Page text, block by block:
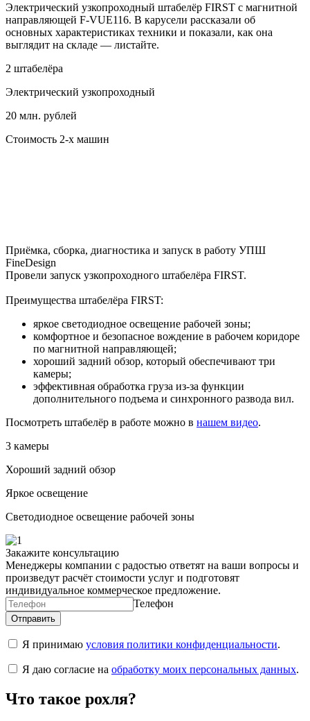
Электрический узкопроходный штабелёр FIRST с магнитной
направляющей F-VUE116. В карусели рассказали об
основных характеристиках техники и показали, как она
выглядит на складе — листайте.
2 штабелёра
Электрический узкопроходный
20 млн. рублей
Стоимость 2-х машин
Приёмка, сборка, диагностика и запуск в работу УПШ
FineDesign
Провели запуск узкопроходного штабелёра FIRST.
Преимущества штабелёра FIRST:
яркое светодиодное освещение рабочей зоны;
комфортное и безопасное вождение в рабочем коридоре
по магнитной направляющей;
хороший задний обзор, который обеспечивают три
камеры;
эффективная обработка груза из-за функции
дополнительного подъема и синхронного развода вил.
Посмотреть штабелёр в работе можно в нашем видео.
3 камеры
Хороший задний обзор
Яркое освещение
Светодиодное освещение рабочей зоны
Закажите консультацию
Менеджеры компании с радостью ответят на ваши вопросы и
произведут расчёт стоимости услуг и подготовят
индивидуальное коммерческое предложение.
Телефон
Я принимаю условия политики конфиденциальности.
Я даю согласие на обработку моих персональных данных.
Что такое рохля?